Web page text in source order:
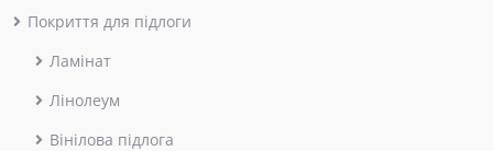
Покриття для підлоги
Ламінат
Лінолеум
Вінілова підлога